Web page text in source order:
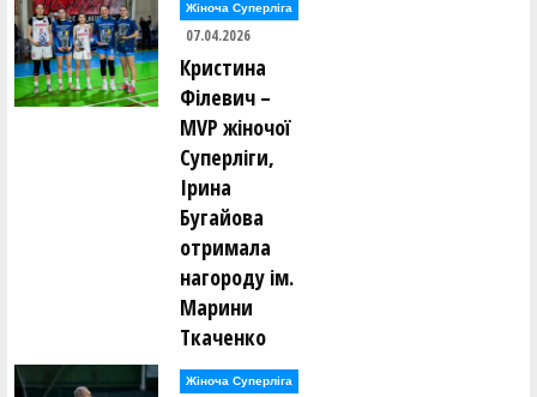
Станіслав Смірнов ()
Віктор Соболевський ()
Ігор Соловей ()
Антон Соловйов ()
Євген Сорока ()
Анна Сорокіна (Литвин) ()
Євгенія Спітковська ()
Богдан Стеценко ()
Андрій Ступченко ()
Олександр Сукачов ()
Едуард Тельчаров ()
Олексій Тимощук ()
Сергій Тисленко ()
Жіноча Суперліга
07.04.2026
Кристина
Філевич –
MVP жіночої
Суперліги,
Ірина
Бугайова
отримала
нагороду ім.
Марини
Ткаченко
Жіноча Суперліга